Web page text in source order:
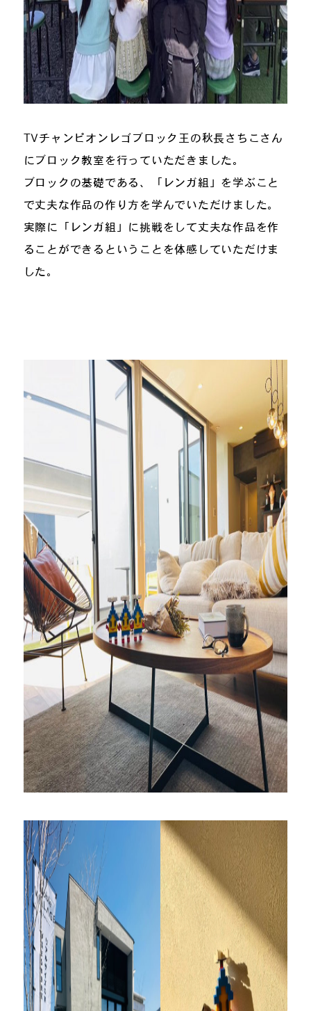
TVチャンピオンレゴブロック王の秋長さちこさん
にブロック教室を行っていただきました。
ブロックの基礎である、「レンガ組」を学ぶこと
で丈夫な作品の作り方を学んでいただけました。
実際に「レンガ組」に挑戦をして丈夫な作品を作
ることができるということを体感していただけま
した。